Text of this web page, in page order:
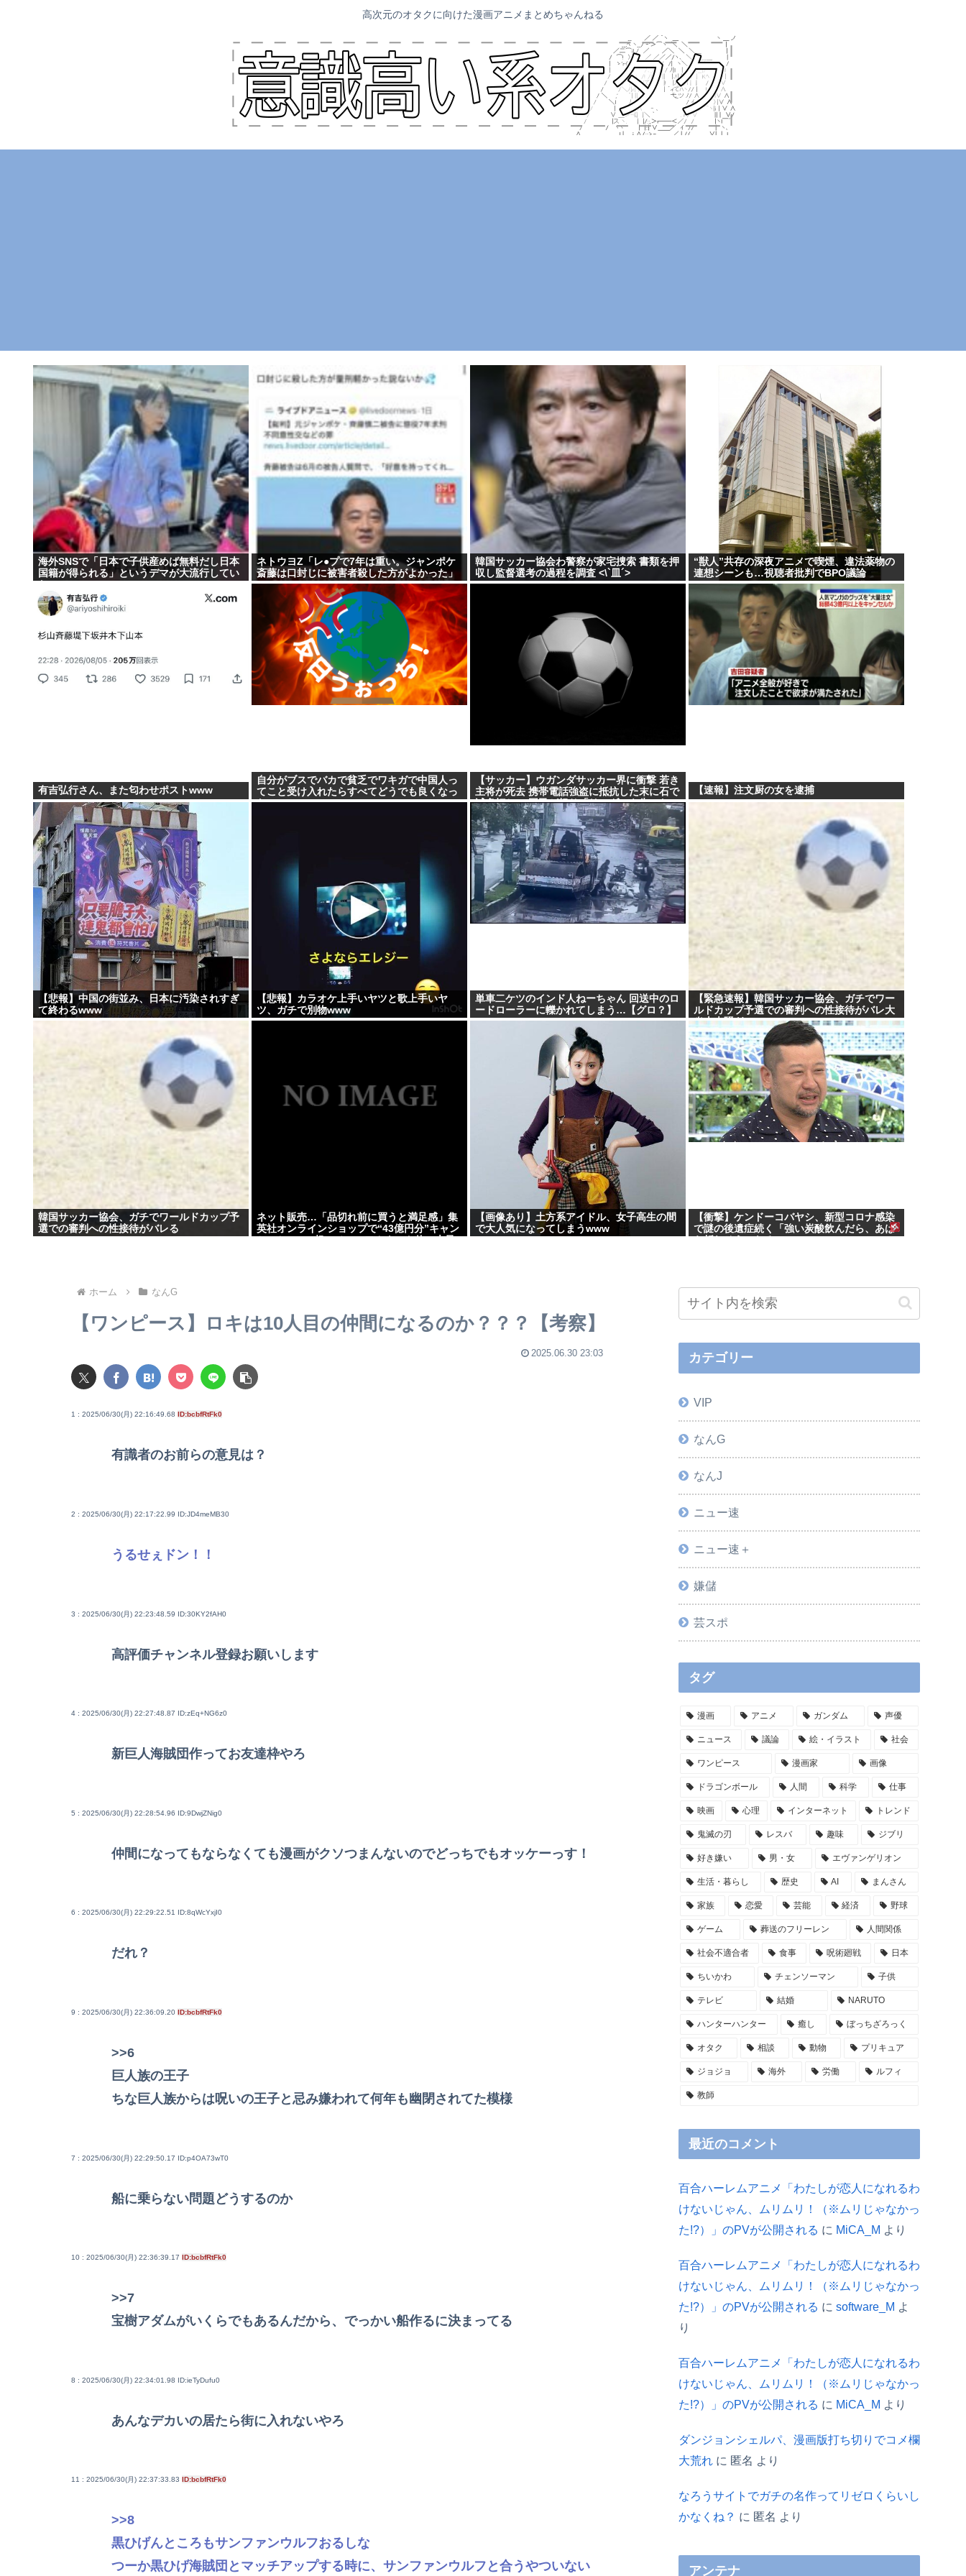
高次元のオタクに向けた漫画アニメまとめちゃんねる
海外SNSで「日本で子供産めば無料だし日本
国籍が得られる」というデマが大流行してい
ネトウヨZ「レ●プで7年は重い。ジャンポケ
斎藤は口封じに被害者殺した方がよかった」
韓国サッカー協会わ警察が家宅捜索 書類を押
収し監督選考の過程を調査 <\`皿´>
“獣人”共存の深夜アニメで喫煙、違法薬物の
連想シーンも…視聴者批判でBPO議論
有吉弘行さん、また匂わせポストwww
自分がブスでバカで貧乏でワキガで中国人っ
てこと受け入れたらすべてどうでも良くなっ
た
【サッカー】ウガンダサッカー界に衝撃 若き
主将が死去 携帯電話強盗に抵抗した末に石で
滅多打ち… 国民が怒り「リーダーを失った」
【速報】注文厨の女を逮捕
【悲報】中国の街並み、日本に汚染されすぎ
て終わるwww
【悲報】カラオケ上手いヤツと歌上手いヤ
ツ、ガチで別物www
単車二ケツのインド人ねーちゃん 回送中のロ
ードローラーに轢かれてしまう…【グロ？】
【緊急速報】韓国サッカー協会、ガチでワー
ルドカップ予選での審判への性接待がバレ大
炎上大騒ぎに
韓国サッカー協会、ガチでワールドカップ予
選での審判への性接待がバレる
ネット販売…「品切れ前に買うと満足感」集
英社オンラインショップで“43億円分”キャン
【画像あり】土方系アイドル、女子高生の間
で大人気になってしまうwww
【衝撃】ケンドーコバヤシ、新型コロナ感染
で謎の後遺症続く「強い炭酸飲んだら、あば
ホーム なんG
【ワンピース】ロキは10人目の仲間になるのか？？？【考察】
2025.06.30 23:03
1 : 2025/06/30(月) 22:16:49.68 ID:bcbfRtFk0
有識者のお前らの意見は？
2 : 2025/06/30(月) 22:17:22.99 ID:JD4meMB30
うるせぇドン！！
3 : 2025/06/30(月) 22:23:48.59 ID:30KY2fAH0
高評価チャンネル登録お願いします
4 : 2025/06/30(月) 22:27:48.87 ID:zEq+NG6z0
新巨人海賊団作ってお友達枠やろ
5 : 2025/06/30(月) 22:28:54.96 ID:9DwjZNig0
仲間になってもならなくても漫画がクソつまんないのでどっちでもオッケーっす！
6 : 2025/06/30(月) 22:29:22.51 ID:8qWcYxjI0
だれ？
9 : 2025/06/30(月) 22:36:09.20 ID:bcbfRtFk0
>>6
巨人族の王子
ちな巨人族からは呪いの王子と忌み嫌われて何年も幽閉されてた模様
7 : 2025/06/30(月) 22:29:50.17 ID:p4OA73wT0
船に乗らない問題どうするのか
10 : 2025/06/30(月) 22:36:39.17 ID:bcbfRtFk0
>>7
宝樹アダムがいくらでもあるんだから、でっかい船作るに決まってる
8 : 2025/06/30(月) 22:34:01.98 ID:ieTyDufu0
あんなデカいの居たら街に入れないやろ
11 : 2025/06/30(月) 22:37:33.83 ID:bcbfRtFk0
>>8
黒ひげんところもサンファンウルフおるしな
つーか黒ひげ海賊団とマッチアップする時に、サンファンウルフと合うやついない
カテゴリー
VIP
なんG
なんJ
ニュー速
ニュー速＋
嫌儲
芸スポ
タグ
漫画 アニメ ガンダム 声優
ニュース 議論 絵・イラスト 社会
ワンピース 漫画家 画像
ドラゴンボール 人間 科学 仕事
映画 心理 インターネット トレンド
鬼滅の刃 レスバ 趣味 ジブリ
好き嫌い 男・女 エヴァンゲリオン
生活・暮らし 歴史 AI まんさん
家族 恋愛 芸能 経済 野球
ゲーム 葬送のフリーレン 人間関係
社会不適合者 食事 呪術廻戦 日本
ちいかわ チェンソーマン 子供
テレビ 結婚 NARUTO
ハンターハンター 癒し ぼっちざろっく
オタク 相談 動物 プリキュア
ジョジョ 海外 労働 ルフィ
教師
最近のコメント
百合ハーレムアニメ「わたしが恋人になれるわ
けないじゃん、ムリムリ！（※ムリじゃなかっ
た!?）」のPVが公開される に MiCA_M より
百合ハーレムアニメ「わたしが恋人になれるわ
けないじゃん、ムリムリ！（※ムリじゃなかっ
た!?）」のPVが公開される に software_M よ
り
百合ハーレムアニメ「わたしが恋人になれるわ
けないじゃん、ムリムリ！（※ムリじゃなかっ
た!?）」のPVが公開される に MiCA_M より
ダンジョンシェルパ、漫画版打ち切りでコメ欄
大荒れ に 匿名 より
なろうサイトでガチの名作ってリゼロくらいし
かなくね？ に 匿名 より
アンテナ